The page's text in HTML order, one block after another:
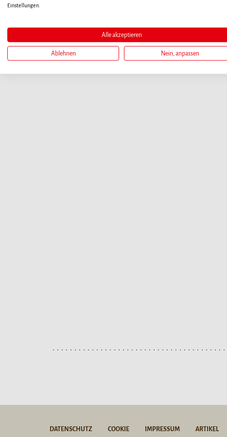
DATENSCHUTZ COOKIE IMPRESSUM ARTIKEL
Einstellungen.
Alle akzeptieren
Ablehnen Nein, anpassen